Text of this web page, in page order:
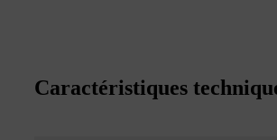
Caractéristiques